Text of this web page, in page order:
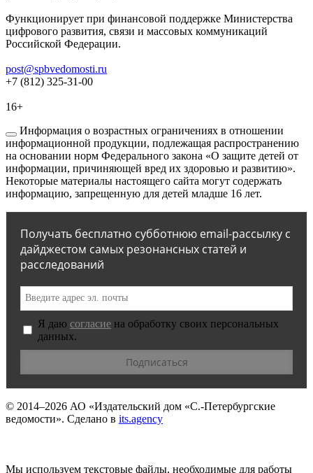
Функционирует при финансовой поддержке Министерства
цифрового развития, связи и массовых коммуникаций
Российской Федерации.
post@spbvedomosti.ru
+7 (812) 325-31-00
16+
Информация о возрастных ограничениях в отношении
информационной продукции, подлежащая распространению
на основании норм Федерального закона «О защите детей от
информации, причиняющей вред их здоровью и развитию».
Некоторые материалы настоящего сайта могут содержать
информацию, запрещенную для детей младше 16 лет.
Получать бесплатно субботнюю email-рассылку с
дайджестом самых резонансных статей и
расследований
Я даю согласие на обработку своих персональных
данных.
© 2014–2026 АО «Издательский дом «С.-Петербургские
ведомости». Сделано в its.agency
Мы используем текстовые файлы, необходимые для работы